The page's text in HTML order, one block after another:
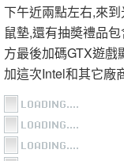
下午近兩點左右,來
鼠墊,還有抽奬禮品
方最後加碼GTX遊
加這次Intel和其它廠